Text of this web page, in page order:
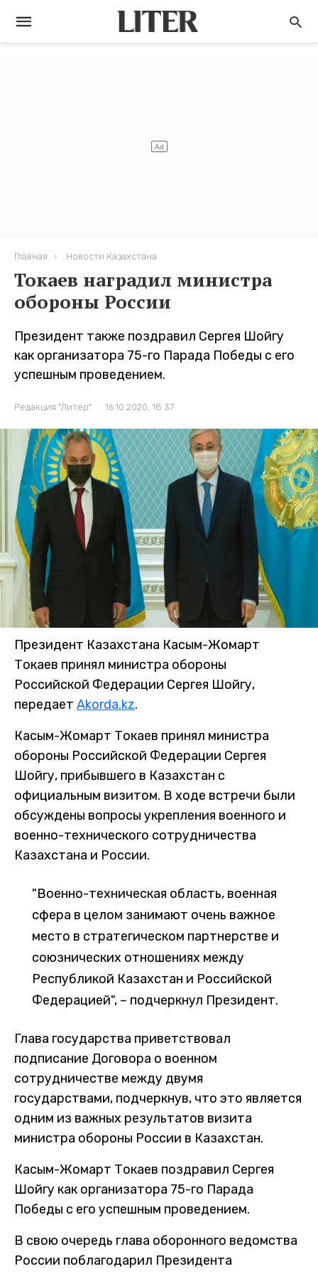
Главная Новости Казахстана
Токаев наградил министра
обороны России
Президент также поздравил Сергея Шойгу
как организатора 75-го Парада Победы с его
успешным проведением.
Редакция "Литер" 16.10.2020, 18:37
Президент Казахстана Касым-Жомарт
Токаев принял министра обороны
Российской Федерации Сергея Шойгу,
передает Akorda.kz.
Касым-Жомарт Токаев принял министра
обороны Российской Федерации Сергея
Шойгу, прибывшего в Казахстан с
официальным визитом. В ходе встречи были
обсуждены вопросы укрепления военного и
военно-технического сотрудничества
Казахстана и России.
"Военно-техническая область, военная
сфера в целом занимают очень важное
место в стратегическом партнерстве и
союзнических отношениях между
Республикой Казахстан и Российской
Федерацией", – подчеркнул Президент.
Глава государства приветствовал
подписание Договора о военном
сотрудничестве между двумя
государствами, подчеркнув, что это является
одним из важных результатов визита
министра обороны России в Казахстан.
Касым-Жомарт Токаев поздравил Сергея
Шойгу как организатора 75-го Парада
Победы с его успешным проведением.
В свою очередь глава оборонного ведомства
России поблагодарил Президента